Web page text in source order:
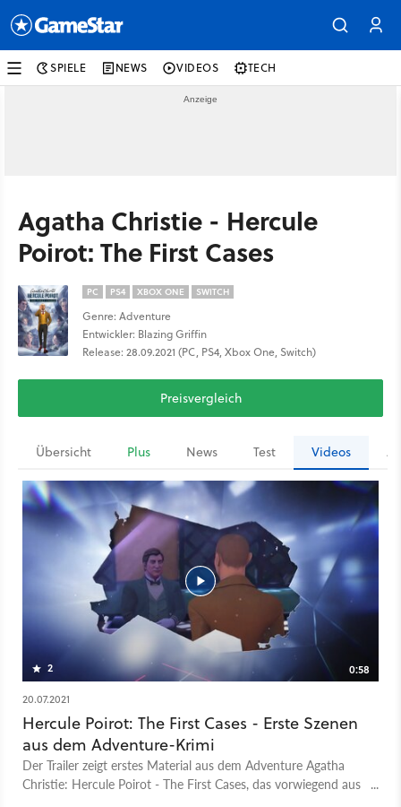
SPIELE NEWS VIDEOS TECH
Agatha Christie - Hercule
Poirot: The First Cases
PC PS4 XBOX ONE SWITCH
Genre: Adventure
Entwickler: Blazing Griffin
Release: 28.09.2021 (PC, PS4, Xbox One, Switch)
Preisvergleich
Übersicht Plus News Test Videos
2
0:58
20.07.2021
Hercule Poirot: The First Cases - Erste Szenen
aus dem Adventure-Krimi
Der Trailer zeigt erstes Material aus dem Adventure Agatha
Christie: Hercule Poirot - The First Cases, das vorwiegend aus